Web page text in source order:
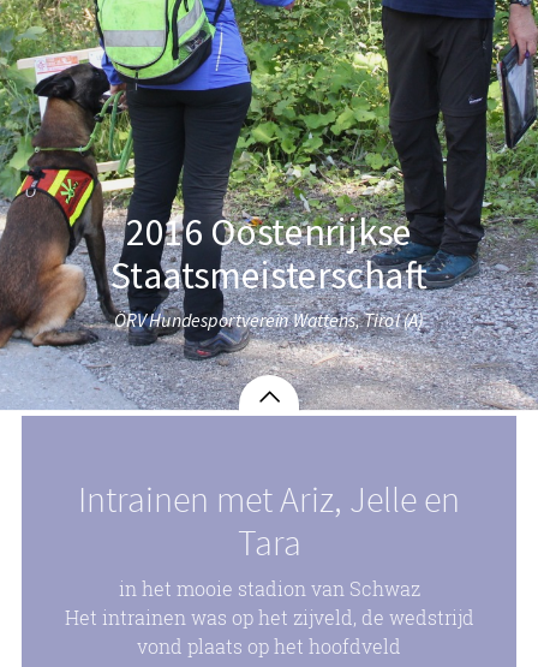
2016 Oostenrijkse
Staatsmeisterschaft
ÖRV Hundesportverein Wattens, Tirol (A)
Intrainen met Ariz, Jelle en
Tara
in het mooie stadion van Schwaz
Het intrainen was op het zijveld, de wedstrijd
vond plaats op het hoofdveld